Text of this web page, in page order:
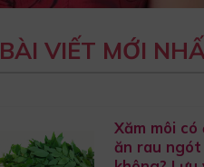
BÀI VIẾT MỚI
Xăm môi có
ăn rau ngót